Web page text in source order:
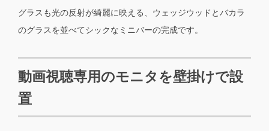
グラスも光の反射が綺麗に映える、ウェッジウッドとバカラ
のグラスを並べてシックなミニバーの完成です。
動画視聴専用のモニタを壁掛けで設
置